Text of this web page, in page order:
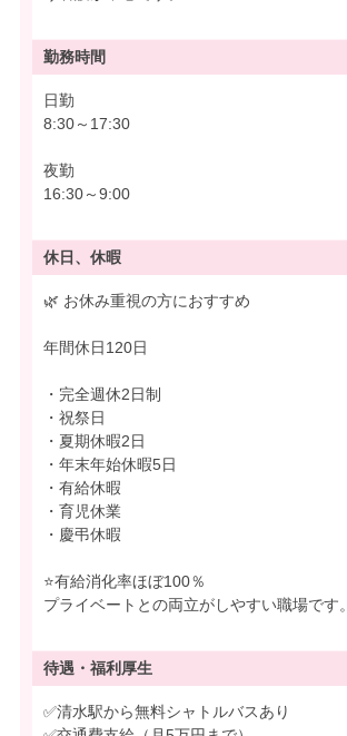
勤務時間
日勤
8:30～17:30
夜勤
16:30～9:00
休日、休暇
🌿 お休み重視の方におすすめ
年間休日120日
・完全週休2日制
・祝祭日
・夏期休暇2日
・年末年始休暇5日
・有給休暇
・育児休業
・慶弔休暇
⭐有給消化率ほぼ100％
プライベートとの両立がしやすい職場です。
待遇・ 福利厚生
✅清水駅から無料シャトルバスあり